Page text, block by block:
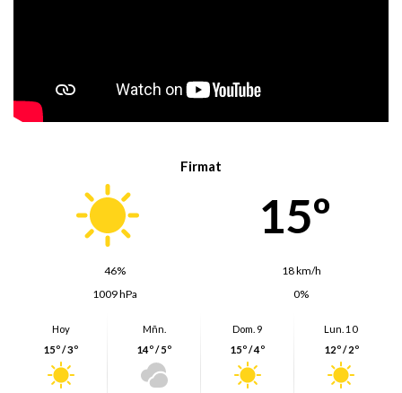
Firmat
15º
46%
18 km/h
1009 hPa
0%
Hoy
15º / 3º
Mñn.
14º / 5º
Dom. 9
15º / 4º
Lun. 10
12º / 2º